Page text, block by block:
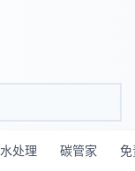
水处理 碳管家 免